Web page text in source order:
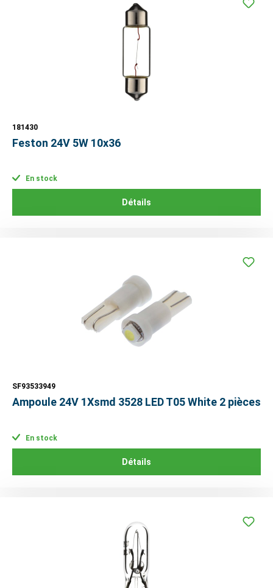
181430
Feston 24V 5W 10x36
En stock
Détails
SF93533949
Ampoule 24V 1Xsmd 3528 LED T05 White 2 pièces
En stock
Détails